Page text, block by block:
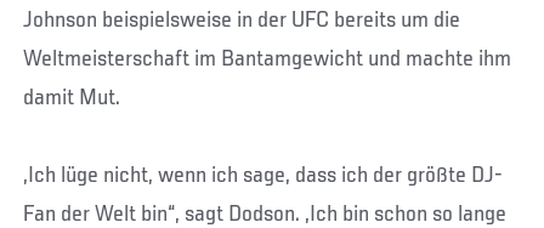
Johnson beispielsweise in der UFC bereits um die
Weltmeisterschaft im Bantamgewicht und machte ihm
damit Mut.
„Ich lüge nicht, wenn ich sage, dass ich der größte DJ-
Fan der Welt bin“, sagt Dodson. „Ich bin schon so lange